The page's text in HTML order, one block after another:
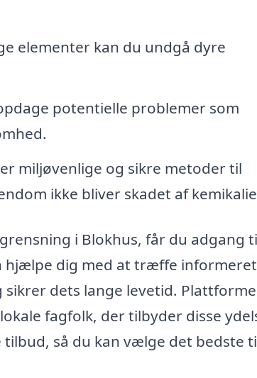
elementer kan du undgå dyre
potentielle problemer som
miljøvenlige og sikre metoder til
ikke bliver skadet af
i Blokhus, får du adgang
hjælpe dig med at træffe informeret
dets lange levetid.
fagfolk, der tilbyder disse
så du kan vælge det bedste